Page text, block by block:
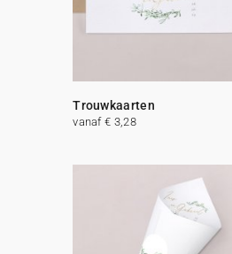
Trouwkaarten
vanaf € 3,28